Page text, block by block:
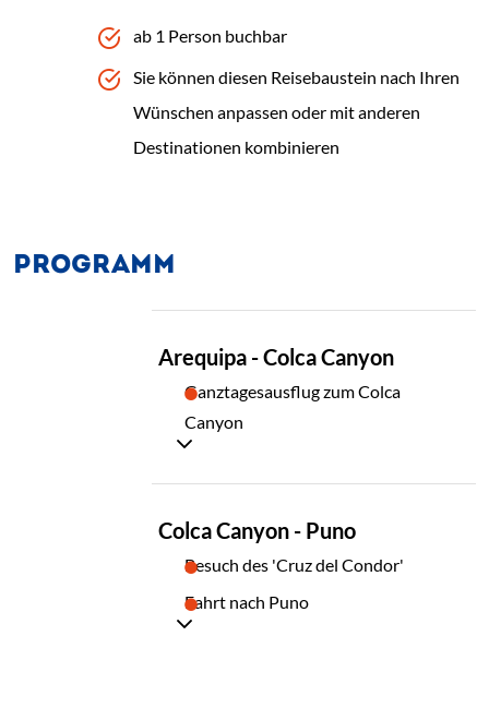
ab 1 Person buchbar
Sie können diesen Reisebaustein nach Ihren
Wünschen anpassen oder mit anderen
Destinationen kombinieren
PROGRAMM
Arequipa - Colca Canyon
Ganztagesausflug zum Colca
Canyon
Colca Canyon - Puno
Besuch des 'Cruz del Condor'
Fahrt nach Puno